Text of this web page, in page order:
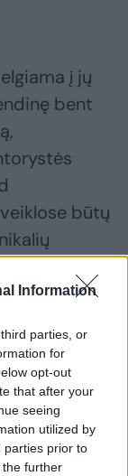
Information
parties, or
for
opt-out
that after your
seeing
utilized by
parties prior to
further
į jų
bent
būtų
po tokių
turi turėti